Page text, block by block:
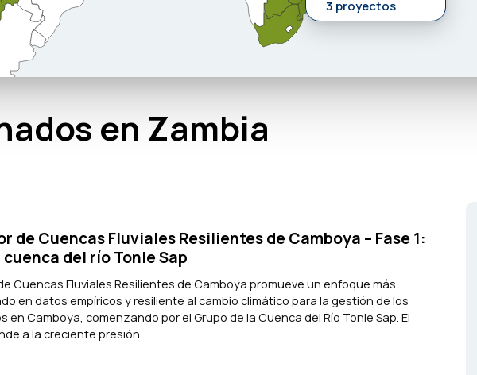
3 proyectos
en Zambia
de Cuencas Fluviales Resilientes de Camboya – Fase 1:
del río Tonle Sap
Cuencas Fluviales Resilientes de Camboya promueve un enfoque más
en datos empíricos y resiliente al cambio climático para la gestión de los
en Camboya, comenzando por el Grupo de la Cuenca del Río Tonle Sap. El
a la creciente presión...